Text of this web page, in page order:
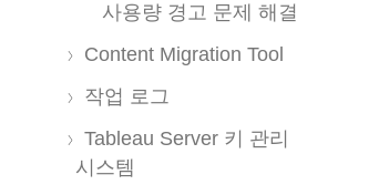
사용량 경고 문제 해결
Content Migration Tool
작업 로그
Tableau Server 키 관리
시스템